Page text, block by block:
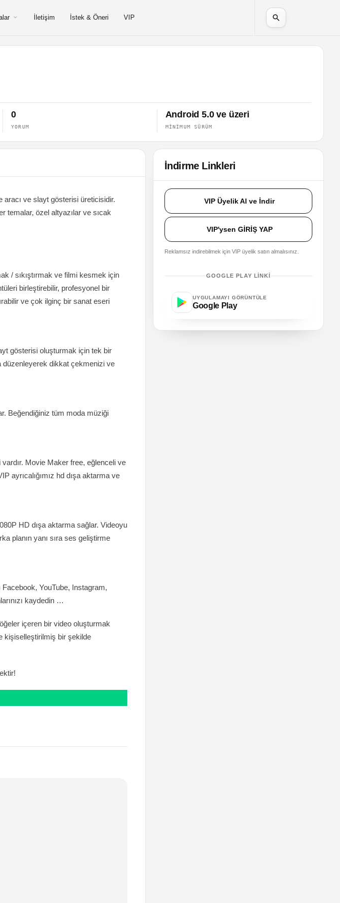
İletişim İstek & Öneri VIP
0
YORUM
Android 5.0 ve üzeri
MINIMUM SÜRÜM
ve slayt gösterisi üreticisidir.
temalar, özel altyazılar ve sıcak
/ sıkıştırmak ve filmi kesmek için
birleştirebilir, profesyonel bir
ve çok ilginç bir sanat eseri
gösterisi oluşturmak için tek bir
düzenleyerek dikkat çekmenizi ve
Beğendiğiniz tüm moda müziği
vardır. Movie Maker free, eğlenceli ve
ayrıcalığımız hd dışa aktarma ve
HD dışa aktarma sağlar. Videoyu
planın yanı sıra ses geliştirme
Facebook, YouTube, Instagram,
kaydedin …
içeren bir video oluşturmak
kişiselleştirilmiş bir şekilde
İndirme Linkleri
VIP Üyelik Al ve İndir
VIP'ysen GİRİŞ YAP
Reklamsız indirebilmek için VIP üyelik satın almalısınız.
GOOGLE PLAY LINKI
UYGULAMAYI GÖRÜNTÜLE
Google Play